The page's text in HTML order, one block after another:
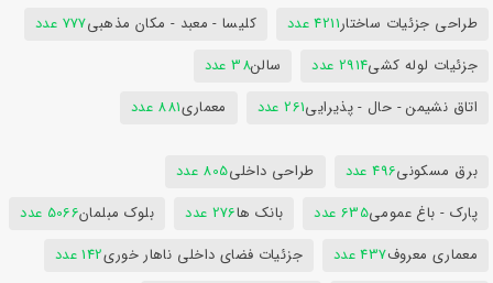
طراحی جزئیات ساختار4211 عدد کلیسا - معبد - مکان مذهبی777 عدد
جزئیات لوله کشی2914 عدد سالن38 عدد
اتاق نشیمن - حال - پذیرایی261 عدد معماری881 عدد
برق مسکونی496 عدد طراحی داخلی805 عدد
پارک - باغ عمومی635 عدد بانک ها276 عدد بلوک مبلمان5066 عدد
معماری معروف437 عدد جزئیات فضای داخلی ناهار خوری142 عدد